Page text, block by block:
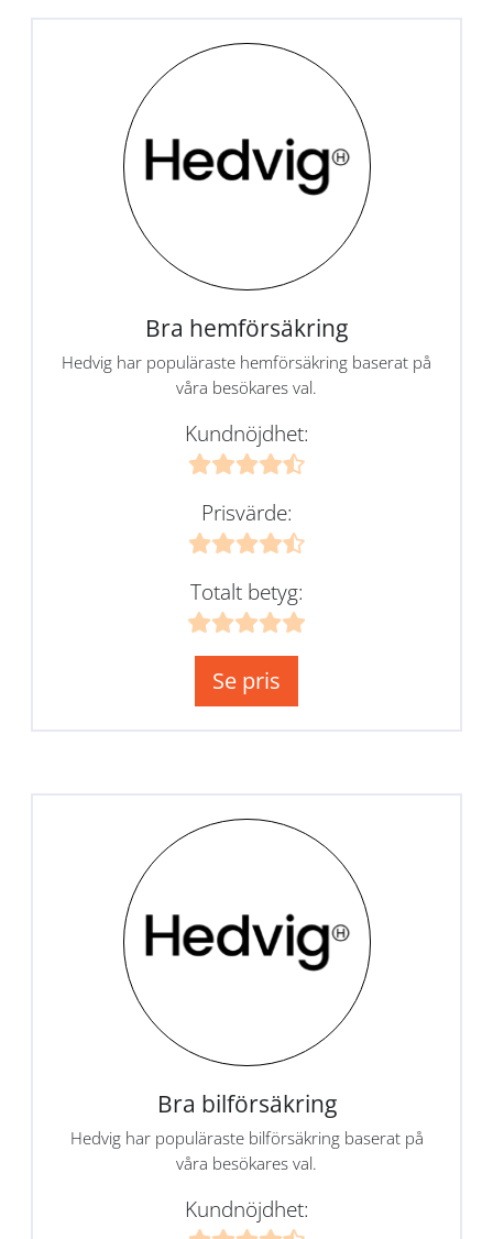
Bra hemförsäkring
Hedvig har populäraste hemförsäkring baserat på
våra besökares val.
Kundnöjdhet:
Prisvärde:
Totalt betyg:
Se pris
Bra bilförsäkring
Hedvig har populäraste bilförsäkring baserat på
våra besökares val.
Kundnöjdhet: